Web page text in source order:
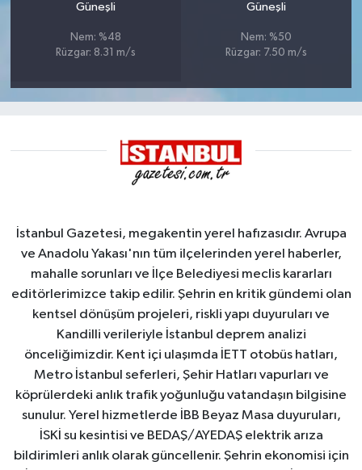
Güneşli
Nem: %48
Rüzgar: 8.31 m/s
Güneşli
Nem: %50
Rüzgar: 7.50 m/s
İstanbul Gazetesi, megakentin yerel hafızasıdır. Avrupa
ve Anadolu Yakası'nın tüm ilçelerinden yerel haberler,
mahalle sorunları ve İlçe Belediyesi meclis kararları
editörlerimizce takip edilir. Şehrin en kritik gündemi olan
kentsel dönüşüm projeleri, riskli yapı duyuruları ve
Kandilli verileriyle İstanbul deprem analizi
önceliğimizdir. Kent içi ulaşımda İETT otobüs hatları,
Metro İstanbul seferleri, Şehir Hatları vapurları ve
köprülerdeki anlık trafik yoğunluğu vatandaşın bilgisine
sunulur. Yerel hizmetlerde İBB Beyaz Masa duyuruları,
İSKİ su kesintisi ve BEDAŞ/AYEDAŞ elektrik arıza
bildirimleri anlık olarak güncellenir. Şehrin ekonomisi için